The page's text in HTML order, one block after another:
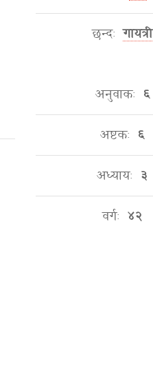
छन्दः गायत्री
अनुवाकः ६
अष्टकः ६
अध्यायः ३
वर्गः ४२